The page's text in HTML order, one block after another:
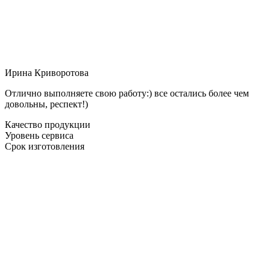
Ирина Криворотова
Отлично выполняете свою работу:) все остались более чем
довольны, респект!)
Качество продукции
Уровень сервиса
Срок изготовления